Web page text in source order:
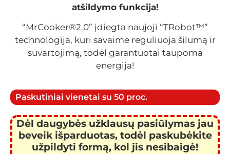
atšildymo funkcija!
“MrCooker®2.0” įdiegta naujoji “TRobot™”
technologija, kuri savaime reguliuoja šilumą ir
suvartojimą, todėl garantuotai taupoma
energija!
Paskutiniai vienetai su 50 proc.
Dėl daugybės užklausų pasiūlymas jau
beveik išparduotas, todėl paskubėkite
užpildyti formą, kol jis nesibaigė!